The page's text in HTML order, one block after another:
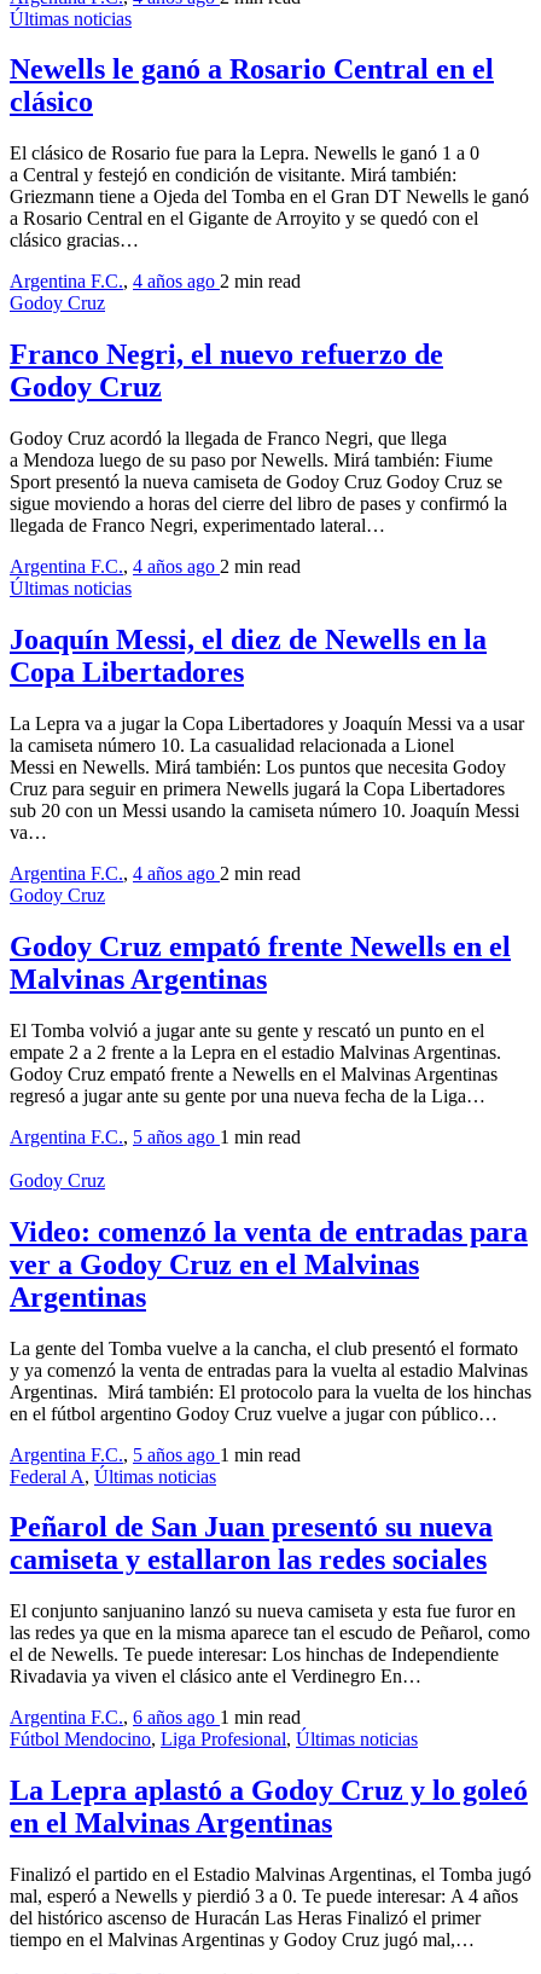
Últimas noticias
Newells le ganó a Rosario Central en el
clásico
El clásico de Rosario fue para la Lepra. Newells le ganó 1 a 0
a Central y festejó en condición de visitante. Mirá también:
Griezmann tiene a Ojeda del Tomba en el Gran DT Newells le ganó
a Rosario Central en el Gigante de Arroyito y se quedó con el
clásico gracias…
Argentina F.C., 4 años ago 2 min read
Godoy Cruz
Franco Negri, el nuevo refuerzo de
Godoy Cruz
Godoy Cruz acordó la llegada de Franco Negri, que llega
a Mendoza luego de su paso por Newells. Mirá también: Fiume
Sport presentó la nueva camiseta de Godoy Cruz Godoy Cruz se
sigue moviendo a horas del cierre del libro de pases y confirmó la
llegada de Franco Negri, experimentado lateral…
Argentina F.C., 4 años ago 2 min read
Últimas noticias
Joaquín Messi, el diez de Newells en la
Copa Libertadores
La Lepra va a jugar la Copa Libertadores y Joaquín Messi va a usar
la camiseta número 10. La casualidad relacionada a Lionel
Messi en Newells. Mirá también: Los puntos que necesita Godoy
Cruz para seguir en primera Newells jugará la Copa Libertadores
sub 20 con un Messi usando la camiseta número 10. Joaquín Messi
va…
Argentina F.C., 4 años ago 2 min read
Godoy Cruz
Godoy Cruz empató frente Newells en el
Malvinas Argentinas
El Tomba volvió a jugar ante su gente y rescató un punto en el
empate 2 a 2 frente a la Lepra en el estadio Malvinas Argentinas.
Godoy Cruz empató frente a Newells en el Malvinas Argentinas
regresó a jugar ante su gente por una nueva fecha de la Liga…
Argentina F.C., 5 años ago 1 min read
Godoy Cruz
Video: comenzó la venta de entradas para
ver a Godoy Cruz en el Malvinas
Argentinas
La gente del Tomba vuelve a la cancha, el club presentó el formato
y ya comenzó la venta de entradas para la vuelta al estadio Malvinas
Argentinas. Mirá también: El protocolo para la vuelta de los hinchas
en el fútbol argentino Godoy Cruz vuelve a jugar con público…
Argentina F.C., 5 años ago 1 min read
Federal A, Últimas noticias
Peñarol de San Juan presentó su nueva
camiseta y estallaron las redes sociales
El conjunto sanjuanino lanzó su nueva camiseta y esta fue furor en
las redes ya que en la misma aparece tan el escudo de Peñarol, como
el de Newells. Te puede interesar: Los hinchas de Independiente
Rivadavia ya viven el clásico ante el Verdinegro En…
Argentina F.C., 6 años ago 1 min read
Fútbol Mendocino, Liga Profesional, Últimas noticias
La Lepra aplastó a Godoy Cruz y lo goleó
en el Malvinas Argentinas
Finalizó el partido en el Estadio Malvinas Argentinas, el Tomba jugó
mal, esperó a Newells y pierdió 3 a 0. Te puede interesar: A 4 años
del histórico ascenso de Huracán Las Heras Finalizó el primer
tiempo en el Malvinas Argentinas y Godoy Cruz jugó mal,…